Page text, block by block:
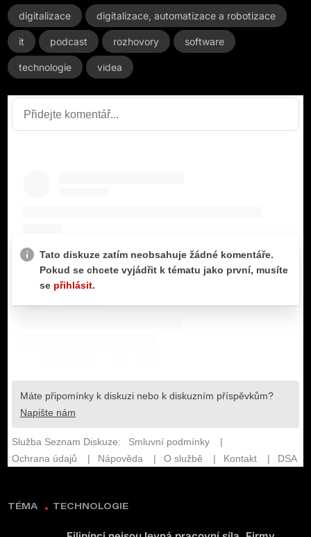
digitalizace digitalizace, automatizace a robotizace
it podcast rozhovory software
technologie videa
TÉMA TECHNOLOGIE